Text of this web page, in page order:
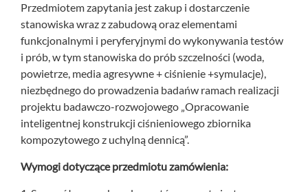
Przedmiotem zapytania jest zakup i dostarczenie
stanowiska wraz z zabudową oraz elementami
funkcjonalnymi i peryferyjnymi do wykonywania testów
i prób, w tym stanowiska do prób szczelności (woda,
powietrze, media agresywne + ciśnienie +symulacje),
niezbędnego do prowadzenia badańw ramach realizacji
projektu badawczo-rozwojowego „Opracowanie
inteligentnej konstrukcji ciśnieniowego zbiornika
kompozytowego z uchylną dennicą”.
Wymogi dotyczące przedmiotu zamówienia: